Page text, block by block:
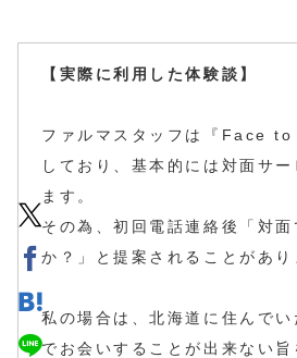
【実際に利用した体験談】
ファルマスタッフは『Face
しており、基本的には対面サ
ます。
その為、初回電話連絡後「対
か？」と提案されることがあり
私の場合は、北海道に住んで
でお会いすることが出来ない旨